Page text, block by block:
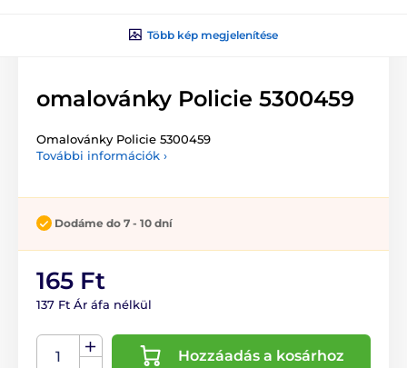
Több kép megjelenítése
omalovánky Policie 5300459
Omalovánky Policie 5300459
További információk ›
Dodáme do 7 - 10 dní
165 Ft
137 Ft Ár áfa nélkül
Hozzáadás a kosárhoz